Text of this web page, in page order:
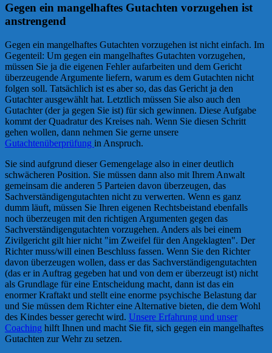
Gegen ein mangelhaftes Gutachten vorzugehen ist
anstrengend
Gegen ein mangelhaftes Gutachten vorzugehen ist nicht einfach. Im
Gegenteil: Um gegen ein mangelhaftes Gutachten vorzugehen,
müssen Sie ja die eigenen Fehler aufarbeiten und dem Gericht
überzeugende Argumente liefern, warum es dem Gutachten nicht
folgen soll. Tatsächlich ist es aber so, das das Gericht ja den
Gutachter ausgewählt hat. Letztlich müssen Sie also auch den
Gutachter (der ja gegen Sie ist) für sich gewinnen. Diese Aufgabe
kommt der Quadratur des Kreises nah. Wenn Sie diesen Schritt
gehen wollen, dann nehmen Sie gerne unsere
Gutachtenüberprüfung in Anspruch.
Sie sind aufgrund dieser Gemengelage also in einer deutlich
schwächeren Position. Sie müssen dann also mit Ihrem Anwalt
gemeinsam die anderen 5 Parteien davon überzeugen, das
Sachverständigengutachten nicht zu verwerten. Wenn es ganz
dumm läuft, müssen Sie Ihren eigenen Rechtsbeistand ebenfalls
noch überzeugen mit den richtigen Argumenten gegen das
Sachverständigengutachten vorzugehen. Anders als bei einem
Zivilgericht gilt hier nicht "im Zweifel für den Angeklagten". Der
Richter muss/will einen Beschluss fassen. Wenn Sie den Richter
davon überzeugen wollen, dass er das Sachverständigengutachten
(das er in Auftrag gegeben hat und von dem er überzeugt ist) nicht
als Grundlage für eine Entscheidung macht, dann ist das ein
enormer Kraftakt und stellt eine enorme psychische Belastung dar
und Sie müssen dem Richter eine Alternative bieten, die dem Wohl
des Kindes besser gerecht wird. Unsere Erfahrung und unser
Coaching hilft Ihnen und macht Sie fit, sich gegen ein mangelhaftes
Gutachten zur Wehr zu setzen.